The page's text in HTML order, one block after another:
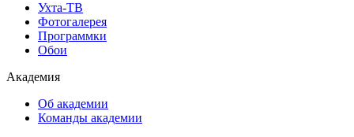
Ухта-ТВ
Фотогалерея
Программки
Обои
Академия
Об академии
Команды академии